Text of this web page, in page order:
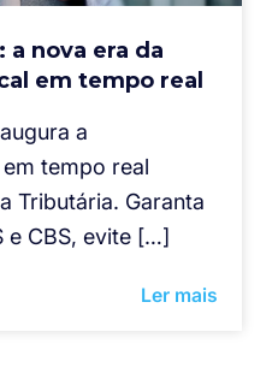
a nova era da
em tempo real
a
tempo real
Tributária. Garanta
e CBS, evite […]
Ler mais